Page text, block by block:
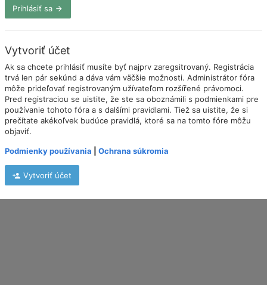
Prihlásiť sa
Vytvoriť účet
Ak sa chcete prihlásiť musíte byť najprv zaregsitrovaný. Registrácia
trvá len pár sekúnd a dáva vám väčšie možnosti. Administrátor fóra
môže prideľovať registrovaným užívateľom rozšířené právomoci.
Pred registraciou se uistite, že ste sa oboznámili s podmienkami pre
používanie tohoto fóra a s dalšími pravidlami. Tiež sa uistite, že si
prečítate akékoľvek budúce pravidlá, ktoré sa na tomto fóre môžu
objaviť.
Podmienky používania Ochrana súkromia
Vytvoriť účet